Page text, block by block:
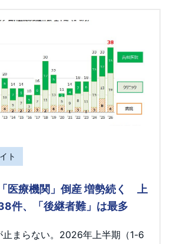
ト
医療機関」倒産 増勢続く 上
件、「後継者難」は最多
止まらない。2026年上半期（1-6